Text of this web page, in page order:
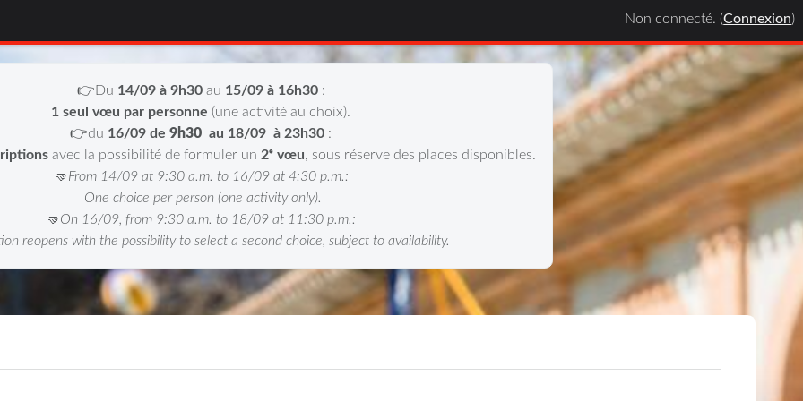
👉Du 14/09 à 9h30au 15/09 à 16h30:
1 seul vœu par personne (une activité au choix).
👉du 16/09 de 9h30 au 18/09 à 23h30 :
avec la possibilité de formuler un 2ᵉ vœu, sous réserve des places disponibles.
🤜From 14/09 at 9:30 a.m. to 16/09 at 4:30 p.m.:
One choice per person (one activity only).
🤜On 16/09, from 9:30 a.m. to 18/09 at 11:30 p.m.:
reopens with the possibility to select a second choice, subject to availability.
Non connecté. (Connexion)